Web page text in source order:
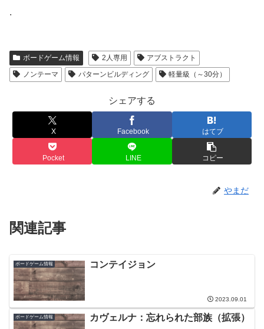
.
ボードゲーム情報 2人専用
アブストラクト
ノンテーマ
パターンビルディング 軽量級（～30分）
シェアする
X Facebook はてブ
Pocket LINE コピー
やまだ
関連記事
ボードゲーム情報 コンテイジョン
2023.09.01
ボードゲーム情報 カヴェルナ：忘れられた部族（拡張）